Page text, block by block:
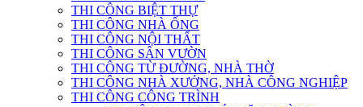
THI CÔNG BIỆT THỰ
THI CÔNG NHÀ ỐNG
THI CÔNG NỘI THẤT
THI CÔNG SÂN VƯỜN
THI CÔNG TỪ ĐƯỜNG, NHÀ THỜ
THI CÔNG NHÀ XƯỞNG, NHÀ CÔNG NGHIỆP
THI CÔNG CÔNG TRÌNH